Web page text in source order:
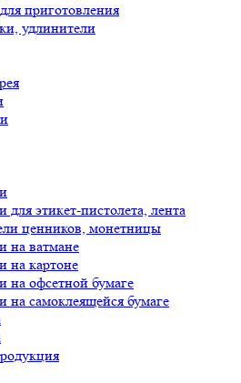
приготовления
удлинители
для этикет-пистолета, лента
ценников, монетницы
на ватмане
на картоне
на офсетной бумаге
на самоклеящейся бумаге